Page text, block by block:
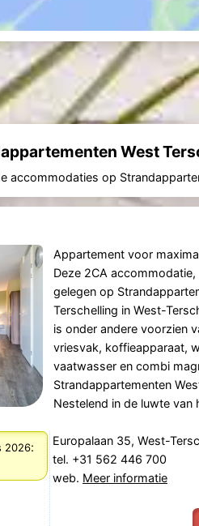
West
accommodaties op
Appartement voor
Deze 2CA accommodatie,
gelegen op
Terschelling in West-
is onder andere voorzien
vriesvak, koffieapparaat,
vaatwasser en combi
Strandappartementen
Nestelend in de luwte van
2026:
Europalaan 35, West-
tel. +31 562 446 700
web. Meer informatie